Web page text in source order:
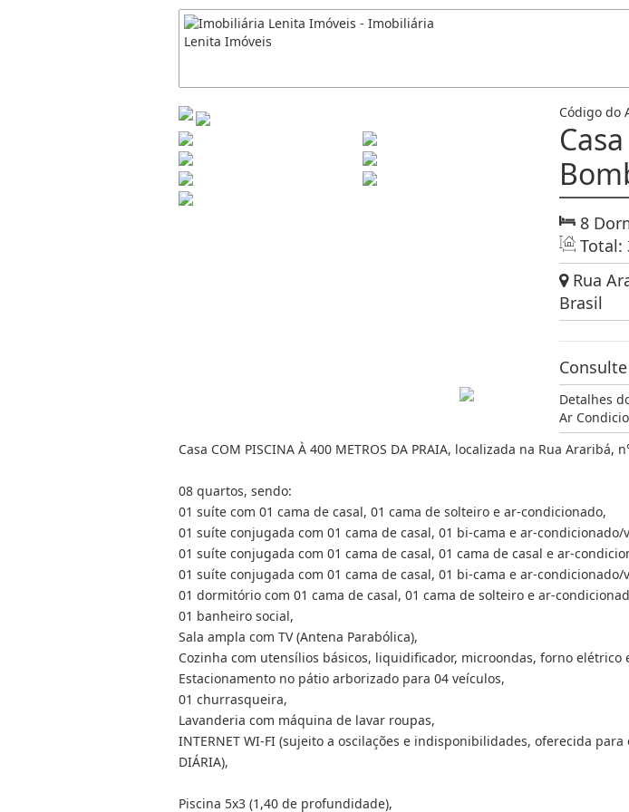
Código do
8
Total:
Rua
Brasil
Detalhes
Ar
Casa COM PISCINA À 400 METROS DA PRAIA, localizada na Rua Araribá,
08 quartos, sendo:
01 suíte com 01 cama de casal, 01 cama de solteiro e ar-condicionado,
01 suíte conjugada com 01 cama de casal, 01 bi-cama e ar-condicionado/
01 suíte conjugada com 01 cama de casal, 01 cama de casal e ar-
01 suíte conjugada com 01 cama de casal, 01 bi-cama e ar-condicionado/
01 dormitório com 01 cama de casal, 01 cama de solteiro e ar-
01 banheiro social,
Sala ampla com TV (Antena Parabólica),
Cozinha com utensílios básicos, liquidificador, microondas, forno elétrico
Estacionamento no pátio arborizado para 04 veículos,
01 churrasqueira,
Lavanderia com máquina de lavar roupas,
INTERNET WI-FI (sujeito a oscilações e indisponibilidades, oferecida para
DIÁRIA),
Piscina 5x3 (1,40 de profundidade),